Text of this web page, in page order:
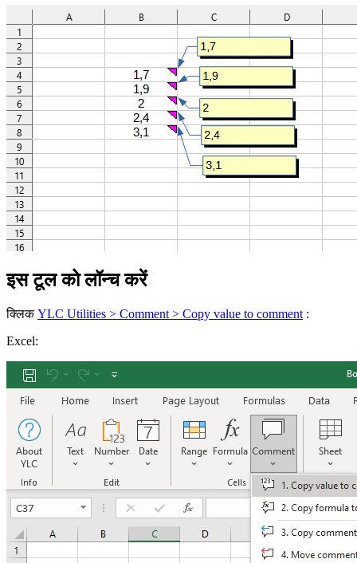
इस टूल को लॉन्च करें
क्लिकYLC Utilities > Comment > Copy value to comment :
Excel: